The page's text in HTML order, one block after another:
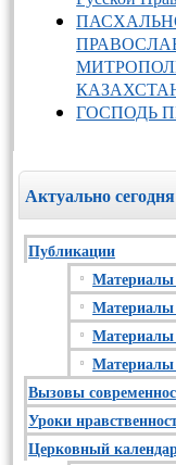
ГОСПОДЬ
Актуально сегодня
Публикации
Материалы
Материалы
Материалы
Материалы
Вызовы
Уроки
Церковный